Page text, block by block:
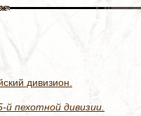
дивизион.
пехотной дивизии.